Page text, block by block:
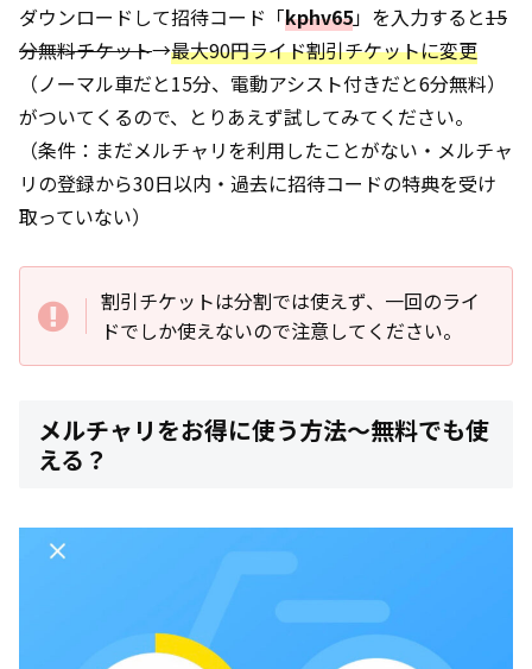
ダウンロードして招待コード「kphv65」を入力すると15
分無料チケット→最大90円ライド割引チケットに変更
（ノーマル車だと15分、電動アシスト付きだと6分無料）
がついてくるので、とりあえず試してみてください。
（条件：まだメルチャリを利用したことがない・メルチャ
リの登録から30日以内・過去に招待コードの特典を受け
取っていない）
割引チケットは分割では使えず、一回のライ
ドでしか使えないので注意してください。
メルチャリをお得に使う方法～無料でも使
える？